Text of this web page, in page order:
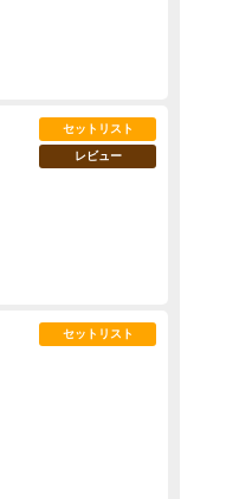
セットリスト
レビュー
セットリスト